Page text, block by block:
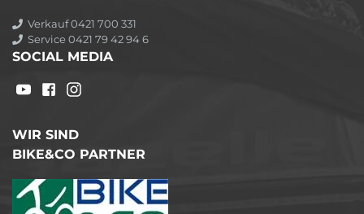
Verkauf 0421 700 331
Service 0421 79 42 94 6
SOCIAL MEDIA
WIR SIND
BIKE&CO PARTNER